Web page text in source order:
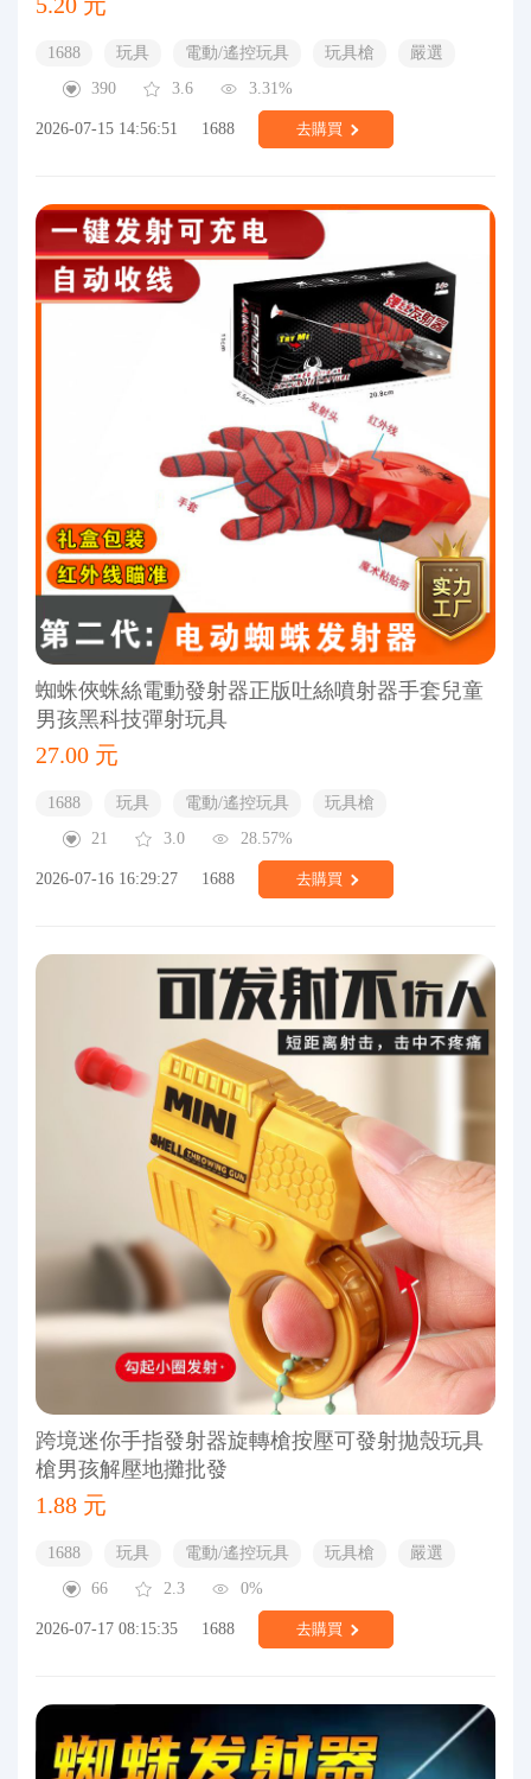
1688 玩具 電動/遙控玩具 玩具槍
嚴選
390
3.6 3.31%
2026-07-15 14:56:51 1688 去購買
蜘蛛俠蛛絲電動發射器正版吐絲噴射器手套兒童
男孩黑科技彈射玩具
27.00 元
1688 玩具 電動/遙控玩具
玩具槍
21
3.0 28.57%
2026-07-16 16:29:27 1688 去購買
跨境迷你手指發射器旋轉槍按壓可發射拋殼玩具
槍男孩解壓地攤批發
1.88 元
1688 玩具 電動/遙控玩具 玩具槍
嚴選
66
2.3 0%
2026-07-17 08:15:35 1688 去購買